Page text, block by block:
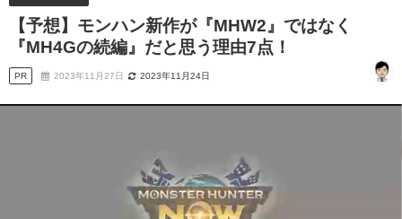
【予想】モンハン新作が『MHW2』ではなく
『MH4Gの続編』だと思う理由7点！
PR 2023年11月27日 2023年11月24日